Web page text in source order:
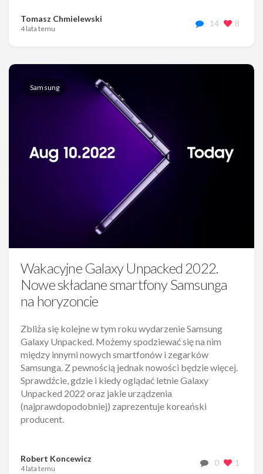
Tomasz Chmielewski
4 lata temu
14 8
Samsung
Wakacyjne Galaxy Unpacked 2022.
Nowe składane smartfony Samsunga
na horyzoncie
Zbliża się kolejne w tym roku wydarzenie Samsung
Galaxy Unpacked. Możemy spodziewać się na nim
między innymi nowych smartfonów i zegarków
Samsunga. Z pewnością jednak nowości będzie więcej.
Sprawdźcie, gdzie i kiedy oglądać letnie Galaxy
Unpacked 2022 oraz jakie urządzenia
(najprawdopodobniej) zaprezentuje koreański
producent.
Robert Koncewicz
4 lata temu
0 1